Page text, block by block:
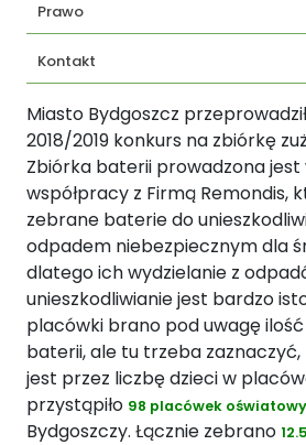
Prawo
Kontakt
Miasto Bydgoszcz
2018/2019 konkurs na zbiórkę
Zbiórka baterii prowadzona
współpracy z Firmą Remondis,
zebrane baterie do
odpadem niebezpiecznym dla
dlatego ich wydzielanie z
unieszkodliwianie jest bardzo
placówki brano pod uwagę
baterii, ale tu trzeba
jest przez liczbę dzieci w
przystąpiło 98 placówek
Bydgoszczy. Łącznie zebrano